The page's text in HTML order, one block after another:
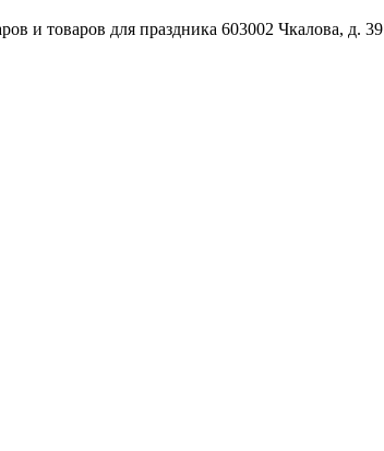
и товаров для праздника 603002 Чкалова, д. 39